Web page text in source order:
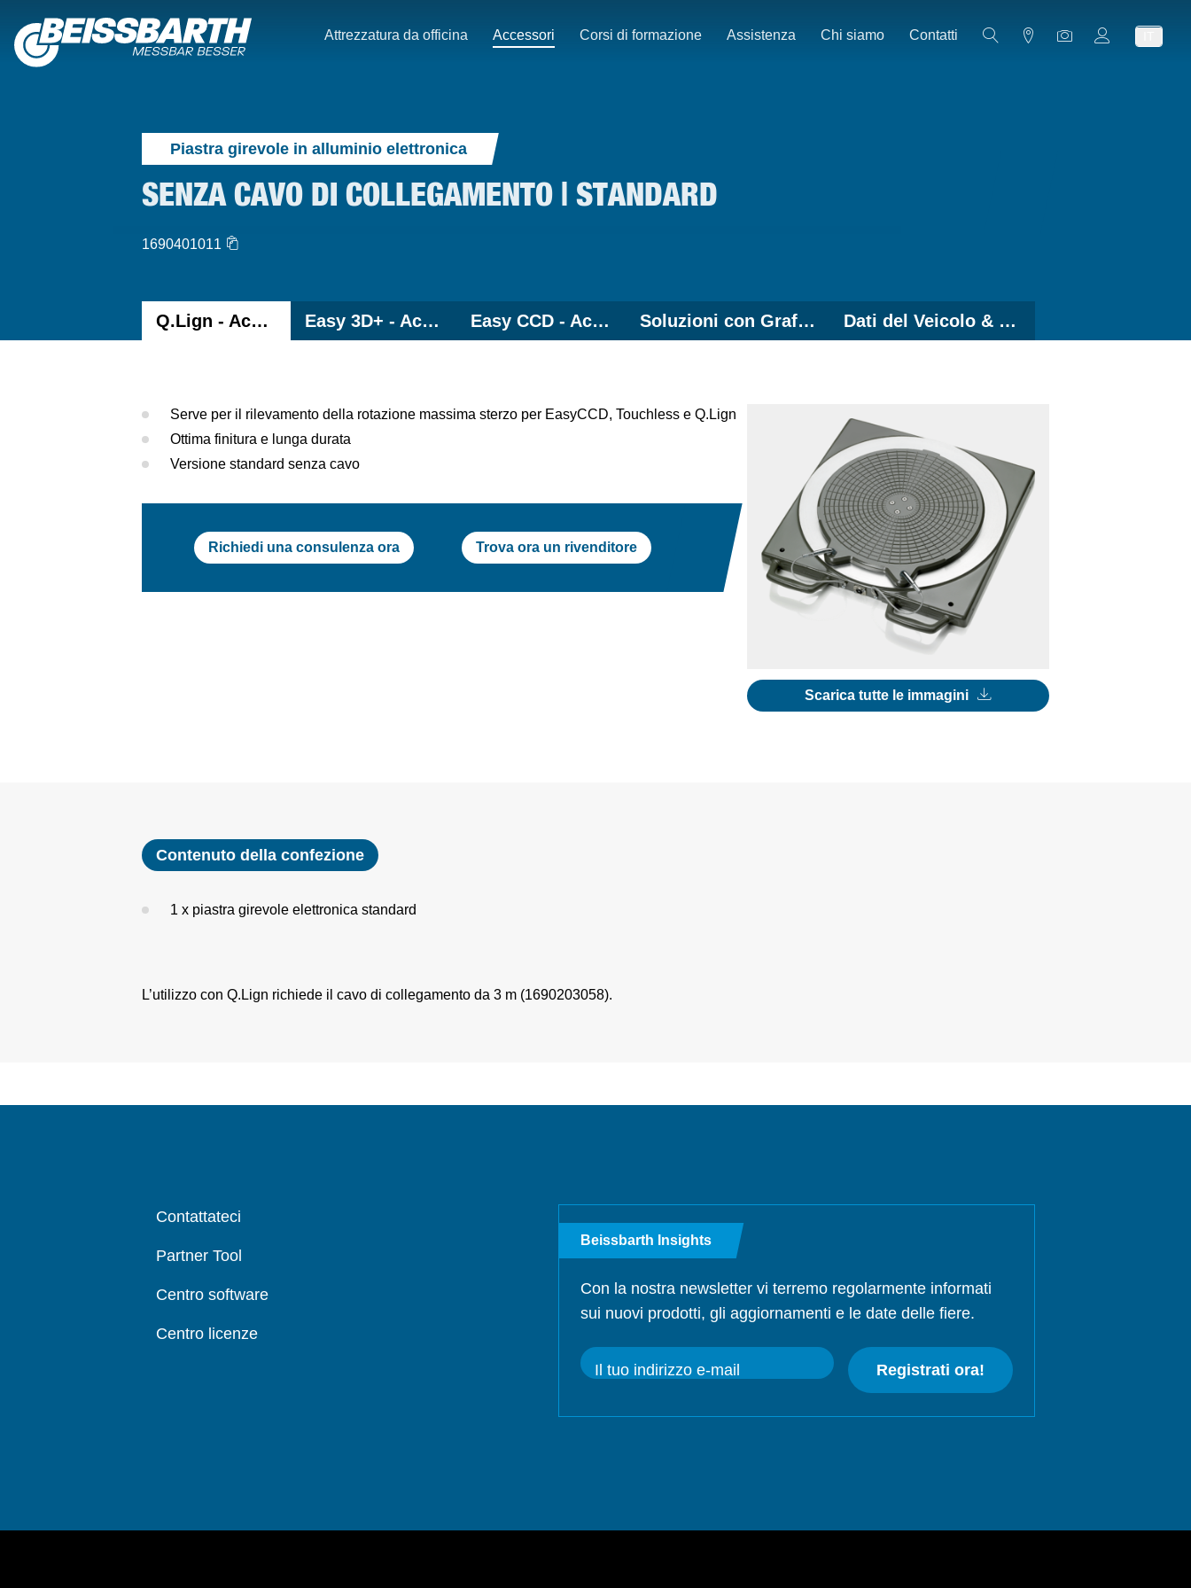
Attrezzatura da officina Accessori Corsi di formazione Assistenza Chi siamo Contatti
Piastra girevole in alluminio elettronica
SENZA CAVO DI COLLEGAMENTO | STANDARD
1690401011
Q.Lign - Accessori Easy 3D+ - Accessori Easy CCD - Accessori Soluzioni con Graffe Ruota Dati del Veicolo & Software
Serve per il rilevamento della rotazione massima sterzo per EasyCCD, Touchless e Q.Lign
Ottima finitura e lunga durata
Versione standard senza cavo
Richiedi una consulenza ora Trova ora un rivenditore
Scarica tutte le immagini
Contenuto della confezione
1 x piastra girevole elettronica standard
L’utilizzo con Q.Lign richiede il cavo di collegamento da 3 m (1690203058).
Contattateci
Partner Tool
Centro software
Centro licenze
Beissbarth Insights
Con la nostra newsletter vi terremo regolarmente informati
sui nuovi prodotti, gli aggiornamenti e le date delle fiere.
Il tuo indirizzo e-mail Registrati ora!